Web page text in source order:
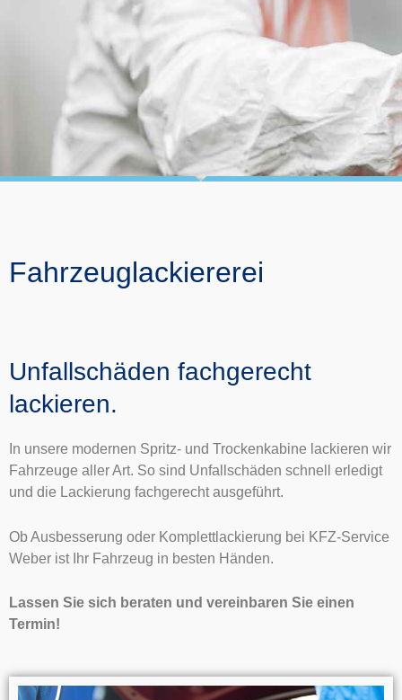
Fahrzeuglackiererei
Unfallschäden fachgerecht
lackieren.
In unsere modernen Spritz- und Trockenkabine lackieren wir
Fahrzeuge aller Art. So sind Unfallschäden schnell erledigt
und die Lackierung fachgerecht ausgeführt.
Ob Ausbesserung oder Komplettlackierung bei KFZ-Service
Weber ist Ihr Fahrzeug in besten Händen.
Lassen Sie sich beraten und vereinbaren Sie einen
Termin!